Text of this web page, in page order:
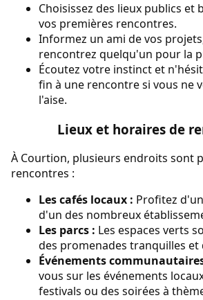
Choisissez des lieux publics et
vos premières rencontres.
Informez un ami de vos
rencontrez quelqu'un pour la
Écoutez votre instinct et
fin à une rencontre si vous ne
l'aise.
Lieux et horaires de
À Courtion, plusieurs endroits sont
rencontres :
Les cafés locaux : Profitez
d'un des nombreux
Les parcs : Les espaces verts
des promenades tranquilles et
Événements
vous sur les événements
festivals ou des soirées à